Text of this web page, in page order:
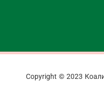
Copyright © 2023